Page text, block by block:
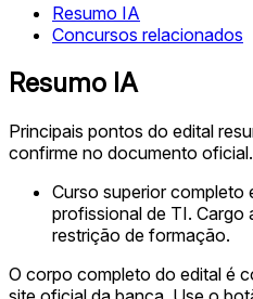
Resumo IA
Concursos relacionados
Resumo IA
Principais pontos do edital
confirme no documento oficial.
Curso superior completo
profissional de TI. Cargo
restrição de formação.
O corpo completo do edital é